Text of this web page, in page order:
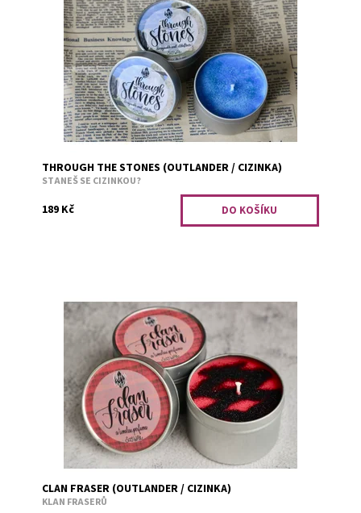
Překrásná skotská krajina je v nedohlednu? Co takhle si
o ní zasnít spolu s vůní zimolezu a bezu.
Dostupnost:
Skladem 3
Kód:
625
THROUGH THE STONES (OUTLANDER / CIZINKA)
STANEŠ SE CIZINKOU?
189 Kč
Nadčasový mužský parfém.
Dostupnost:
Předobjednávka
1713
CLAN FRASER (OUTLANDER / CIZINKA)
KLAN FRASERŮ